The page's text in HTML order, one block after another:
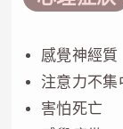
感覺神經質
注意力不
害怕死亡